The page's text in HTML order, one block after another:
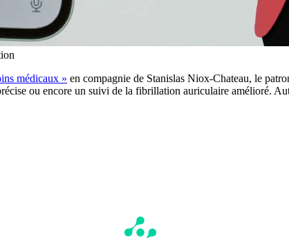
médicaux » en compagnie de Stanislas Niox-Chateau, le
ou encore un suivi de la fibrillation auriculaire amélioré.